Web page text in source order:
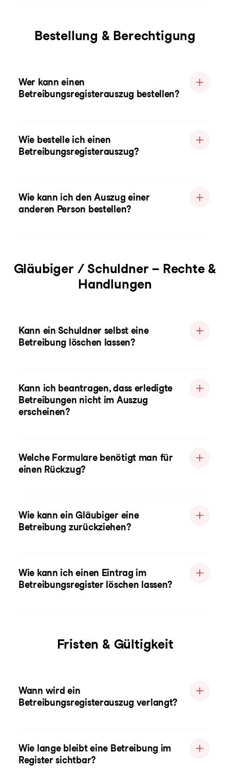
Bestellung & Berechtigung
Wer kann einen
Betreibungsregisterauszug bestellen?
Wie bestelle ich einen
Betreibungsregisterauszug?
Wie kann ich den Auszug einer
anderen Person bestellen?
Gläubiger / Schuldner – Rechte &
Handlungen
Kann ein Schuldner selbst eine
Betreibung löschen lassen?
Kann ich beantragen, dass erledigte
Betreibungen nicht im Auszug
erscheinen?
Welche Formulare benötigt man für
einen Rückzug?
Wie kann ein Gläubiger eine
Betreibung zurückziehen?
Wie kann ich einen Eintrag im
Betreibungsregister löschen lassen?
Fristen & Gültigkeit
Wann wird ein
Betreibungsregisterauszug verlangt?
Wie lange bleibt eine Betreibung im
Register sichtbar?